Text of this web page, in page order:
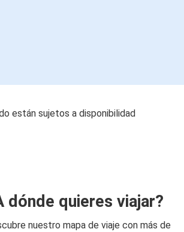
están sujetos a disponibilidad
dónde quieres viajar?
nuestro mapa de viaje con más de